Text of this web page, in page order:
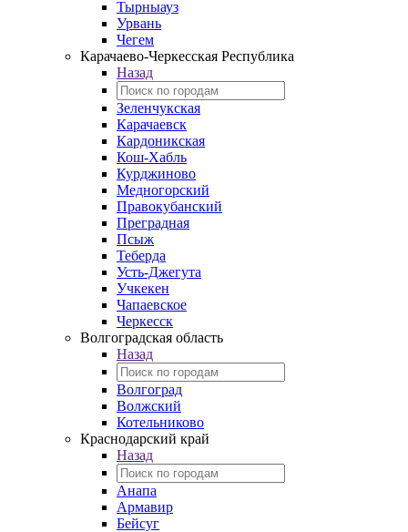
Тырныауз
Урвань
Чегем
Карачаево-Черкесская Республика
Назад
Зеленчукская
Карачаевск
Кардоникская
Кош-Хабль
Курджиново
Медногорский
Правокубанский
Преградная
Псыж
Теберда
Усть-Джегута
Учкекен
Чапаевское
Черкесск
Волгоградская область
Назад
Волгоград
Волжский
Котельниково
Краснодарский край
Назад
Анапа
Армавир
Бейсуг